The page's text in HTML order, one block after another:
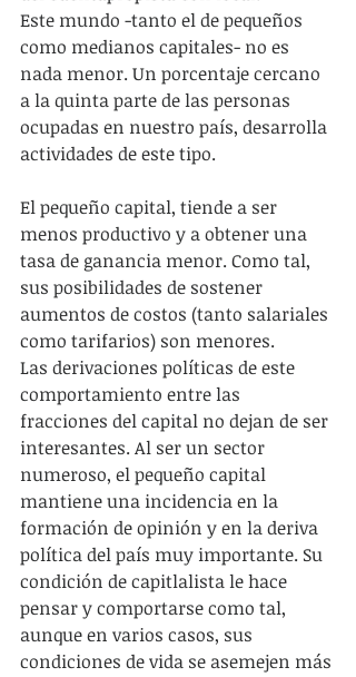
Este mundo -tanto el de pequeños
como medianos capitales- no es
nada menor. Un porcentaje cercano
a la quinta parte de las personas
ocupadas en nuestro país, desarrolla
actividades de este tipo.
El pequeño capital, tiende a ser
menos productivo y a obtener una
tasa de ganancia menor. Como tal,
sus posibilidades de sostener
aumentos de costos (tanto salariales
como tarifarios) son menores.
Las derivaciones políticas de este
comportamiento entre las
fracciones del capital no dejan de ser
interesantes. Al ser un sector
numeroso, el pequeño capital
mantiene una incidencia en la
formación de opinión y en la deriva
política del país muy importante. Su
condición de capitlalista le hace
pensar y comportarse como tal,
aunque en varios casos, sus
condiciones de vida se asemejen más